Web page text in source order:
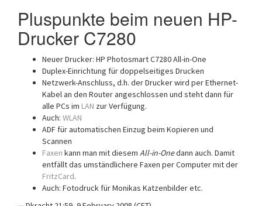
Pluspunkte beim neuen HP-
Drucker C7280
Neuer Drucker: HP Photosmart C7280 All-in-One
Duplex-Einrichtung für doppelseitiges Drucken
Netzwerk-Anschluss, d.h. der Drucker wird per Ethernet-
Kabel an den Router angeschlossen und steht dann für
alle PCs im LAN zur Verfügung.
Auch: WLAN
ADF für automatischen Einzug beim Kopieren und
Scannen
Faxen kann man mit diesem All-in-Onedann auch. Damit
entfällt das umständlichere Faxen per Computer mit der
FritzCard.
Auch: Fotodruck für Monikas Katzenbilder etc.